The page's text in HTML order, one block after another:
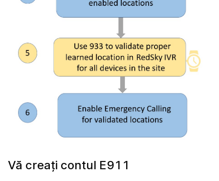
Vă creați contul E911